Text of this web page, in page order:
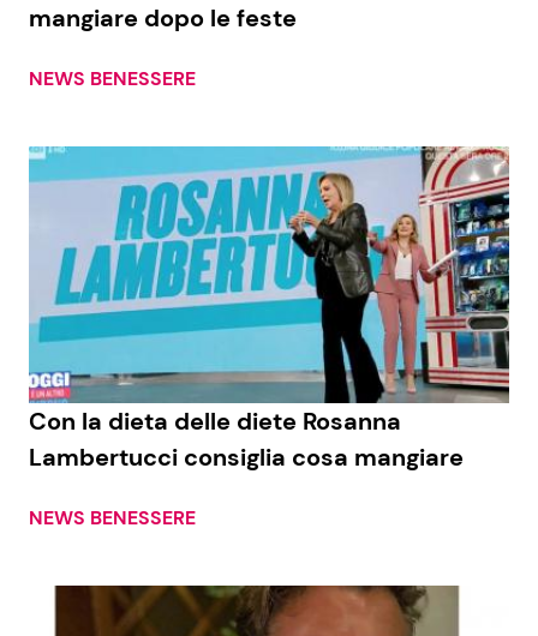
mangiare dopo le feste
NEWS BENESSERE
Con la dieta delle diete Rosanna
Lambertucci consiglia cosa mangiare
NEWS BENESSERE